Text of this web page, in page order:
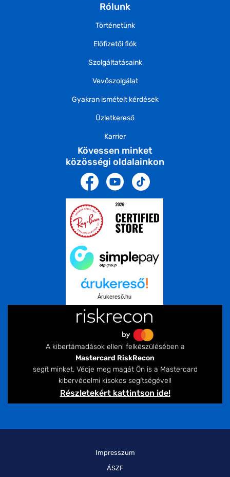
Rólunk
Történetünk
Előfizetői fiók
Szolgáltatásaink
Vevőszolgálat
Gyakran ismételt kérdések
Üzletkereső
Karrier
Kövessen minket
közösségi oldalainkon
Árukereső.hu
A kibertámadások elleni felkészülésében a
Mastercard RiskRecon
segít minket. Védje meg magát Ön is a Mastercard
kibervédelmi kisokos segítségével!
Részletekért kattintson ide!
Impresszum
ÁSZF